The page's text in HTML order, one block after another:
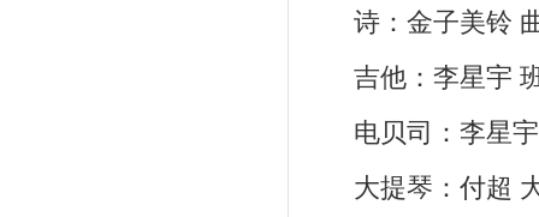
诗：金子美铃 曲
吉他：李星宇 班
电贝司：李星宇
大提琴：付超 大